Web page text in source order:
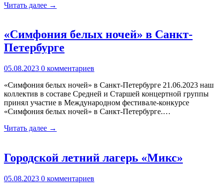
Читать далее →
«Симфония белых ночей» в Санкт-
Петербурге
05.08.2023 0 комментариев
«Симфония белых ночей» в Санкт-Петербурге 21.06.2023 наш
коллектив в составе Средней и Старшей концертной группы
принял участие в Международном фестивале-конкурсе
«Симфония белых ночей» в Санкт-Петербурге.…
Читать далее →
Городской летний лагерь «Микс»
05.08.2023 0 комментариев